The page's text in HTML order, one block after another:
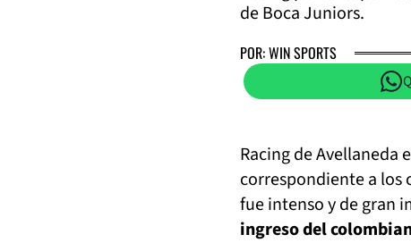
de Boca Juniors.
POR: WIN SPORTS
Racing de Avellaneda
correspondiente a los
fue intenso y de gran
ingreso del